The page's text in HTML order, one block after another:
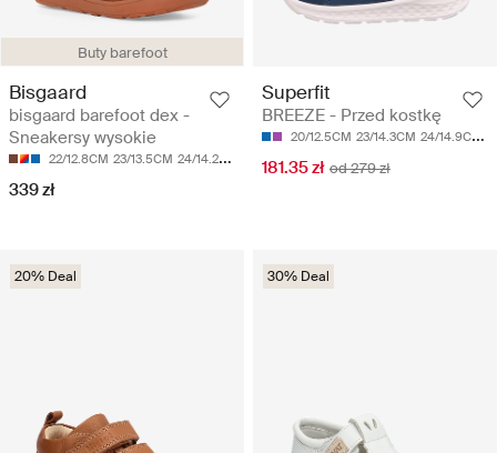
Buty barefoot
Bisgaard
bisgaard barefoot dex -
Sneakersy wysokie
22/12.8CM 23/13.5CM 24/14.2CM 25/14.7CM 26/15.2CM
339 zł
Superfit
BREEZE - Przed kostkę
20/12.5CM 23/14.3CM 24/14.9CM
181.35 zł od 279 zł
20% Deal 30% Deal